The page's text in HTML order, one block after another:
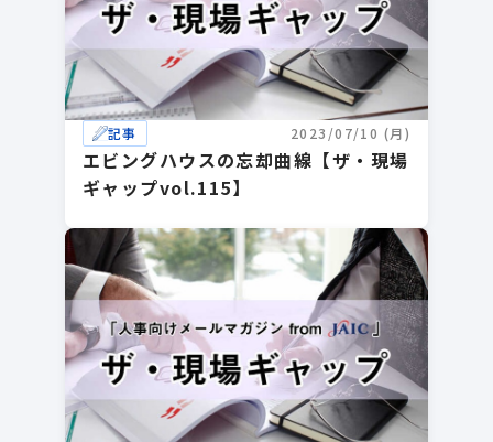
記事 2023/07/10 (月)
エビングハウスの忘却曲線【ザ・現場
ギャップvol.115】